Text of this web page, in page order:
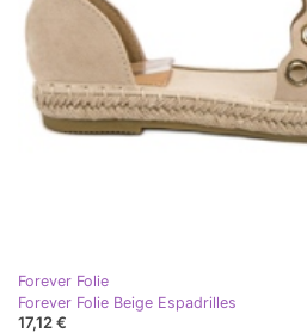
Forever Folie
Forever Folie Beige Espadrilles
17,12 €